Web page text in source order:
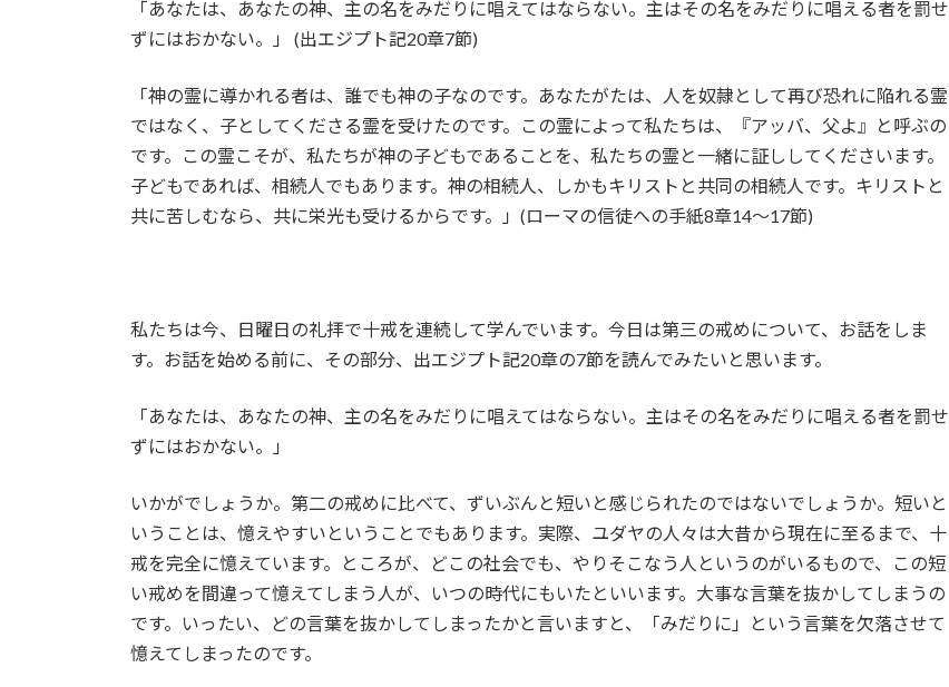
「あなたは、あなたの神、主の名をみだりに唱えてはならない。主はその名をみだりに唱える者を罰せ
ずにはおかない。」 (出エジプト記20章7節)
「神の霊に導かれる者は、誰でも神の子なのです。あなたがたは、人を奴隷として再び恐れに陥れる霊
ではなく、子としてくださる霊を受けたのです。この霊によって私たちは、『アッバ、父よ』と呼ぶの
です。この霊こそが、私たちが神の子どもであることを、私たちの霊と一緒に証ししてくださいます。
子どもであれば、相続人でもあります。神の相続人、しかもキリストと共同の相続人です。キリストと
共に苦しむなら、共に栄光も受けるからです。」(ローマの信徒への手紙8章14～17節)
私たちは今、日曜日の礼拝で十戒を連続して学んでいます。今日は第三の戒めについて、お話をしま
す。お話を始める前に、その部分、出エジプト記20章の7節を読んでみたいと思います。
「あなたは、あなたの神、主の名をみだりに唱えてはならない。主はその名をみだりに唱える者を罰せ
ずにはおかない。」
いかがでしょうか。第二の戒めに比べて、ずいぶんと短いと感じられたのではないでしょうか。短いと
いうことは、憶えやすいということでもあります。実際、ユダヤの人々は大昔から現在に至るまで、十
戒を完全に憶えています。ところが、どこの社会でも、やりそこなう人というのがいるもので、この短
い戒めを間違って憶えてしまう人が、いつの時代にもいたといいます。大事な言葉を抜かしてしまうの
です。いったい、どの言葉を抜かしてしまったかと言いますと、「みだりに」という言葉を欠落させて
憶えてしまったのです。